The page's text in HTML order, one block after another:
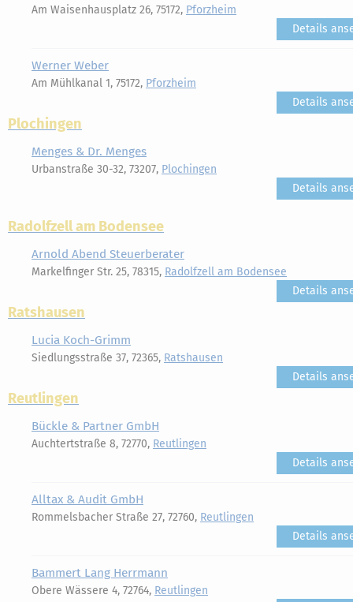
Am Waisenhausplatz 26, 75172, Pforzheim
Details
Werner Weber
Am Mühlkanal 1, 75172, Pforzheim
Details
Plochingen
Menges & Dr. Menges
Urbanstraße 30-32, 73207, Plochingen
Details
Radolfzell am Bodensee
Arnold Abend Steuerberater
Markelfinger Str. 25, 78315, Radolfzell am Bodensee
Details
Ratshausen
Lucia Koch-Grimm
Siedlungsstraße 37, 72365, Ratshausen
Details
Reutlingen
Bückle & Partner GmbH
Auchtertstraße 8, 72770, Reutlingen
Details
Alltax & Audit GmbH
Rommelsbacher Straße 27, 72760, Reutlingen
Details
Bammert Lang Herrmann
Obere Wässere 4, 72764, Reutlingen